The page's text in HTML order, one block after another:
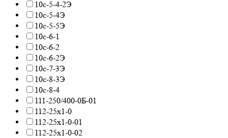
10с-5-4-2Э
10с-5-4Э
10с-5-5Э
10с-6-1
10с-6-2
10с-6-2Э
10с-7-3Э
10с-8-3Э
10с-8-4
111-250/400-0Б-01
112-25х1-0
112-25х1-0-01
112-25х1-0-02